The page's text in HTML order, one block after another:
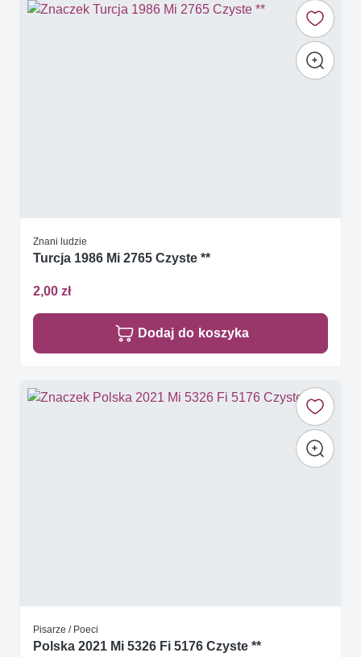
Znani ludzie
Turcja 1986 Mi 2765 Czyste **
2,00 zł
Dodaj do koszyka
Pisarze / Poeci
Polska 2021 Mi 5326 Fi 5176 Czyste **